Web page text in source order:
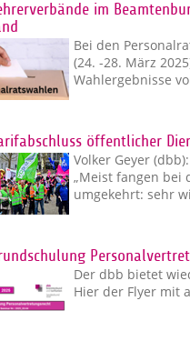
im
Bei den
(24. -28. März
Wahlergebnisse
öffentlicher
Volker Geyer
„Meist fangen bei
umgekehrt: sehr
Der dbb bietet
Hier der Flyer mit